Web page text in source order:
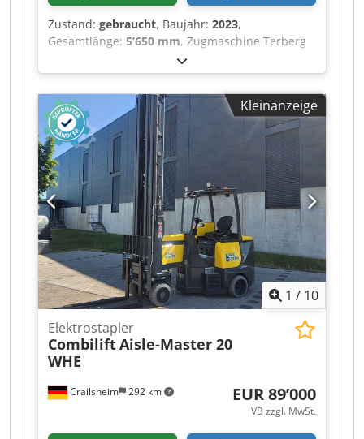
Zustand: gebraucht, Baujahr: 2023,
Gesamtlänge: 5’650 mm, Zugmaschine Terberg
YT 223 Codpfx Ameztgmuevsrf Antrieb Diesel
Baujahr 2023
Kleinanzeige
1 / 10
Crailsheim 292 km
Elektrostapler
CombiliftAisle-Master 20
WHE
EUR 89’000
VB zzgl. MwSt.